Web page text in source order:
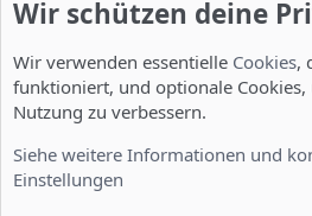
Wir schützen deine
Wir verwenden essentielle Cookies,
funktioniert, und optionale
Nutzung zu verbessern.
Siehe weitere Informationen und
Einstellungen